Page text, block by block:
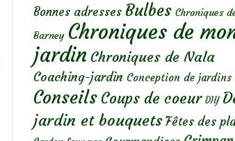
Bonnes adresses Bulbes Chroniques
Barney Chroniques de
jardin Chroniques de Nala
Coaching-jardin Conception de jardins
Conseils Coups de coeur DIY
jardin et bouquets Fêtes des